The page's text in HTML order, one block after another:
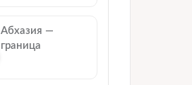
Абхазия —
граница